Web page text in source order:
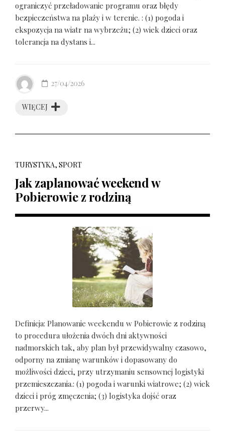
ograniczyć przeładowanie programu oraz błędy
bezpieczeństwa na plaży i w terenie. : (1) pogoda i
ekspozycja na wiatr na wybrzeżu; (2) wiek dzieci oraz
tolerancja na dystans i...
WIĘCEJ
27/04/2026
TURYSTYKA, SPORT
Jak zaplanować weekend w
Pobierowie z rodziną
Definicja: Planowanie weekendu w Pobierowie z rodziną
to procedura ułożenia dwóch dni aktywności
nadmorskich tak, aby plan był przewidywalny czasowo,
odporny na zmianę warunków i dopasowany do
możliwości dzieci, przy utrzymaniu sensownej logistyki
przemieszczania.: (1) pogoda i warunki wiatrowe; (2) wiek
dzieci i próg zmęczenia; (3) logistyka dojść oraz
przerwy...